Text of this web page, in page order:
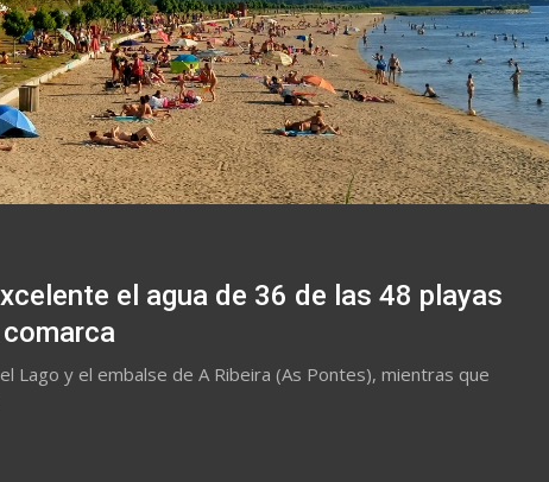
el agua de 36 de las 48 playas
Lago y el embalse de A Ribeira (As Pontes), mientras que